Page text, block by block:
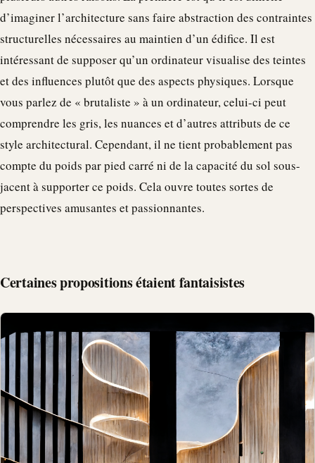
d’imaginer l’architecture sans faire abstraction des contraintes
structurelles nécessaires au maintien d’un édifice. Il est
intéressant de supposer qu’un ordinateur visualise des teintes
et des influences plutôt que des aspects physiques. Lorsque
vous parlez de « brutaliste » à un ordinateur, celui-ci peut
comprendre les gris, les nuances et d’autres attributs de ce
style architectural. Cependant, il ne tient probablement pas
compte du poids par pied carré ni de la capacité du sol sous-
jacent à supporter ce poids. Cela ouvre toutes sortes de
perspectives amusantes et passionnantes.
Certaines propositions étaient fantaisistes